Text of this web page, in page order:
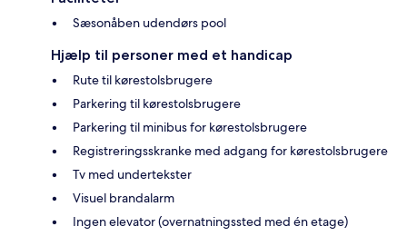
Sæsonåben udendørs pool
Hjælp til personer med et handicap
Rute til kørestolsbrugere
Parkering til kørestolsbrugere
Parkering til minibus for kørestolsbrugere
Registreringsskranke med adgang for kørestolsbrugere
Tv med undertekster
Visuel brandalarm
Ingen elevator (overnatningssted med én etage)